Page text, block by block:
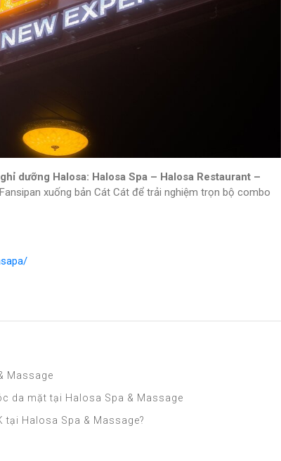
dưỡng Halosa: Halosa Spa – Halosa Restaurant –
xuống bản Cát Cát để trải nghiệm trọn bộ combo
Massage
da mặt tại Halosa Spa & Massage
tại Halosa Spa & Massage?